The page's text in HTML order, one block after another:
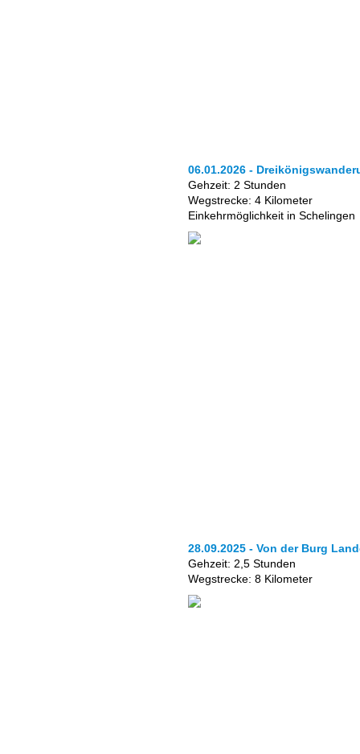
06.01.2026 -
Gehzeit: 2 Stunden
Wegstrecke: 4 Kilometer
Einkehrmöglichkeit in Schelingen
28.09.2025 - Von der Burg
Gehzeit: 2,5 Stunden
Wegstrecke: 8 Kilometer